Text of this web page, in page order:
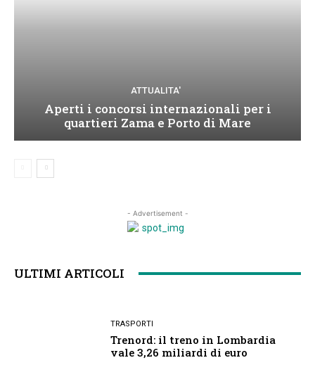
ATTUALITA'
Aperti i concorsi internazionali per i
quartieri Zama e Porto di Mare
- Advertisement -
ULTIMI ARTICOLI
TRASPORTI
Trenord: il treno in Lombardia
vale 3,26 miliardi di euro